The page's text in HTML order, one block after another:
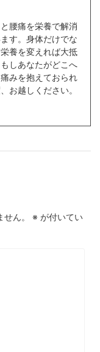
腰痛を栄養で解消
す。身体だけでな
養を変えれば大抵
しあなたがどこへ
みを抱えておられ
お越しください。
ん。 ※ が付いてい